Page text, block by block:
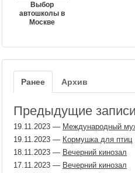
Выбор
автошколы в
Москве
Ранее Архив
Предыдущие
19.11.2023 — Международный
19.11.2023 — Кормушка для птиц
18.11.2023 — Вечерний кинозал
17.11.2023 — Вечерний кинозал